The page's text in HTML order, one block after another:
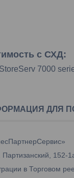
с СХД:
7000
ДЛЯ
Партизанский, 152-
в Торговом